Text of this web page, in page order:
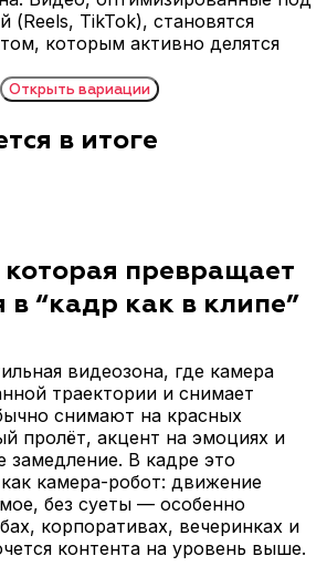
(Reels, TikTok), становятся
которым активно делятся
Открыть вариации
получают гости
с
и
клип.
—
сцену
Эффекты “глитч / блиц /
свето-блики”
Добавляем цифровые
эффекты, чтобы ролик
выглядел ещё
динамичнее.
в итоге
превращает
в “кадр как в клипе”
видеозона, где камера
траектории и снимает
снимают на красных
пролёт, акцент на эмоциях и
замедление. В кадре это
камера-робот: движение
без суеты — особенно
корпоративах, вечеринках и
контента на уровень выше.